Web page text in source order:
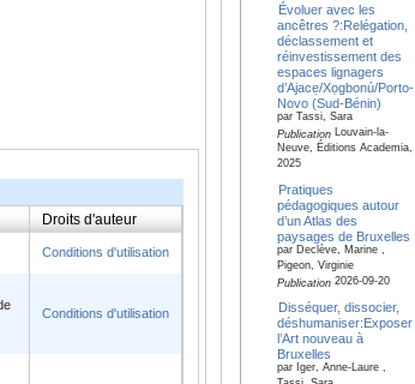
Droits d'auteur
Conditions d'utilisation
Conditions d'utilisation
Évoluer avec les
ancêtres ?:Relégation,
déclassement et
réinvestissement des
espaces lignagers
d’Ajacẹ/Xọgbonú/Porto-
Novo (Sud-Bénin)
par Tassi, Sara
PublicationLouvain-la-
Neuve, Éditions Academia,
2025
Pratiques
pédagogiques autour
d’un Atlas des
paysages de Bruxelles
par Declève, Marine ,
Pigeon, Virginie
Publication2026-09-20
Disséquer, dissocier,
déshumaniser:Exposer
l’Art nouveau à
Bruxelles
par Iger, Anne-Laure ,